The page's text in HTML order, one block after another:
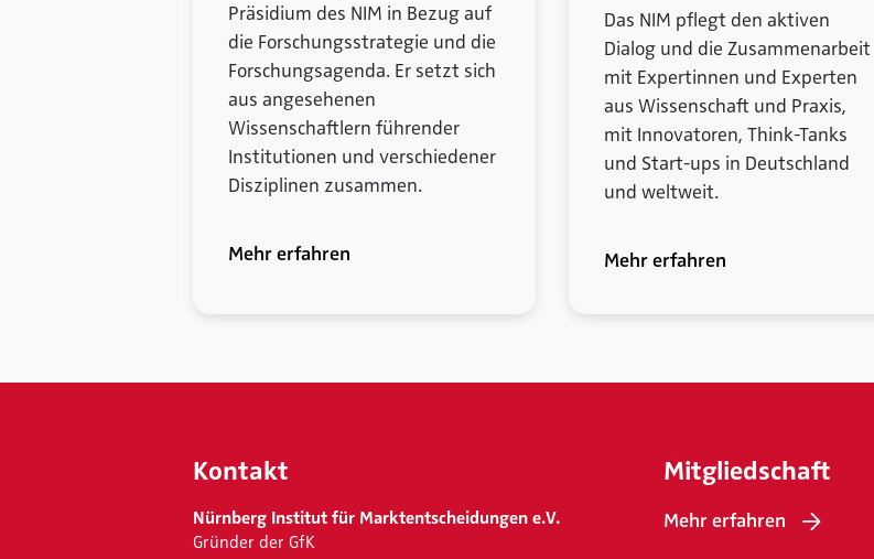
Präsidium des NIM in Bezug auf
die Forschungsstrategie und die
Forschungsagenda. Er setzt sich
aus angesehenen
Wissenschaftlern führender
Institutionen und verschiedener
Disziplinen zusammen.
Mehr erfahren
Das NIM pflegt den aktiven
Dialog und die Zusammenarbeit
mit Expertinnen und Experten
aus Wissenschaft und Praxis,
mit Innovatoren, Think-Tanks
und Start-ups in Deutschland
und weltweit.
Mehr erfahren
Kontakt
Nürnberg Institut für Marktentscheidungen e.V.
Gründer der GfK
Mitgliedschaft
Mehr erfahren